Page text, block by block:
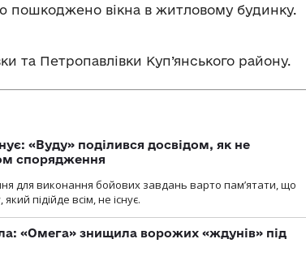
вікна в житловому будинку.
та Петропавлівки Куп’янського району.
«Вуду» поділився досвідом, як не
спорядження
для виконання бойових завдань варто пам’ятати, що
підійде всім, не існує.
«Омега» знищила ворожих «ждунів» під